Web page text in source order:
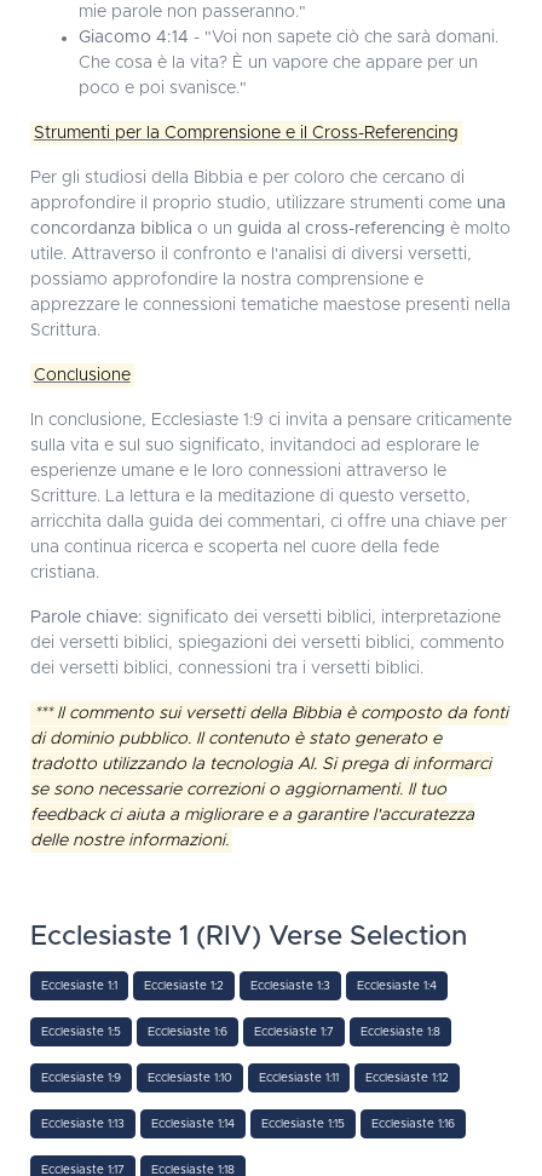
mie parole non passeranno."
Giacomo 4:14 - "Voi non sapete ciò che sarà domani.
Che cosa è la vita? È un vapore che appare per un
poco e poi svanisce."
Strumenti per la Comprensione e il Cross-Referencing
Per gli studiosi della Bibbia e per coloro che cercano di
approfondire il proprio studio, utilizzare strumenti come una
concordanza biblica o un guida al cross-referencing è molto
utile. Attraverso il confronto e l'analisi di diversi versetti,
possiamo approfondire la nostra comprensione e
apprezzare le connessioni tematiche maestose presenti nella
Scrittura.
Conclusione
In conclusione, Ecclesiaste 1:9 ci invita a pensare criticamente
sulla vita e sul suo significato, invitandoci ad esplorare le
esperienze umane e le loro connessioni attraverso le
Scritture. La lettura e la meditazione di questo versetto,
arricchita dalla guida dei commentari, ci offre una chiave per
una continua ricerca e scoperta nel cuore della fede
cristiana.
Parole chiave: significato dei versetti biblici, interpretazione
dei versetti biblici, spiegazioni dei versetti biblici, commento
dei versetti biblici, connessioni tra i versetti biblici.
*** Il commento sui versetti della Bibbia è composto da fonti
di dominio pubblico. Il contenuto è stato generato e
tradotto utilizzando la tecnologia AI. Si prega di informarci
se sono necessarie correzioni o aggiornamenti. Il tuo
feedback ci aiuta a migliorare e a garantire l'accuratezza
delle nostre informazioni.
Ecclesiaste 1 (RIV) Verse Selection
Ecclesiaste 1:1 Ecclesiaste 1:2 Ecclesiaste 1:3 Ecclesiaste 1:4
Ecclesiaste 1:5 Ecclesiaste 1:6 Ecclesiaste 1:7 Ecclesiaste 1:8
Ecclesiaste 1:9 Ecclesiaste 1:10 Ecclesiaste 1:11 Ecclesiaste 1:12
Ecclesiaste 1:13 Ecclesiaste 1:14 Ecclesiaste 1:15 Ecclesiaste 1:16
Ecclesiaste 1:17 Ecclesiaste 1:18